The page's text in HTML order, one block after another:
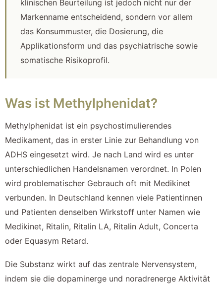
klinischen Beurteilung ist jedoch nicht nur der
Markenname entscheidend, sondern vor allem
das Konsummuster, die Dosierung, die
Applikationsform und das psychiatrische sowie
somatische Risikoprofil.
Was ist Methylphenidat?
Methylphenidat ist ein psychostimulierendes
Medikament, das in erster Linie zur Behandlung von
ADHS eingesetzt wird. Je nach Land wird es unter
unterschiedlichen Handelsnamen verordnet. In Polen
wird problematischer Gebrauch oft mit Medikinet
verbunden. In Deutschland kennen viele Patientinnen
und Patienten denselben Wirkstoff unter Namen wie
Medikinet, Ritalin, Ritalin LA, Ritalin Adult, Concerta
oder Equasym Retard.
Die Substanz wirkt auf das zentrale Nervensystem,
indem sie die dopaminerge und noradrenerge Aktivität